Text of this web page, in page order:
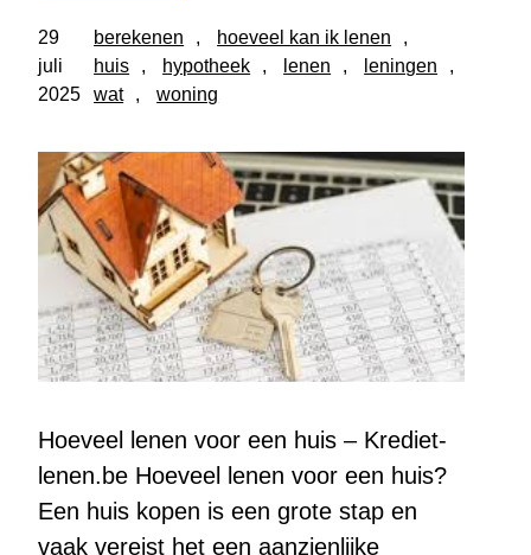
29
juli
2025
berekenen , hoeveel kan ik lenen
huis
, hypotheek , lenen , leningen
wat
, woning
Hoeveel lenen voor een huis – Krediet-
lenen.be Hoeveel lenen voor een huis?
Een huis kopen is een grote stap en
vaak vereist het een aanzienlijke